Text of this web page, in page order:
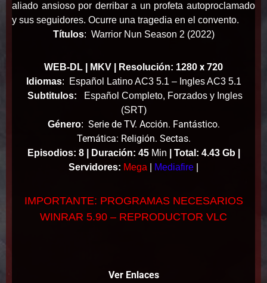
aliado ansioso por derribar a un profeta autoproclamado
y sus seguidores. Ocurre una tragedia en el convento.
Títulos: Warrior Nun Season 2 (2022)
WEB-DL | MKV | Resolución: 1280 x 720
Idiomas:
Español Latino AC3 5.1 – Ingles AC3 5.1
Subtitulos: Español Completo, Forzados y Ingles
(SRT)
Género: Serie de TV. Acción. Fantástico.
Temática: Religión. Sectas.
Episodios: 8 | Duración: 45Min
Total: 4.43 Gb |
Servidores: Mega Mediafire
IMPORTANTE: PROGRAMAS NECESARIOS
WINRAR 5.90 – REPRODUCTOR VLC
Ver Enlaces